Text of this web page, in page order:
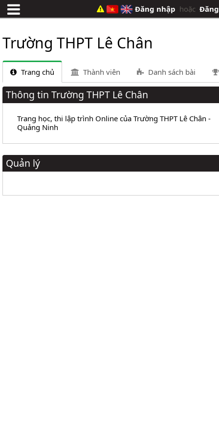
Đăng nhập hoặc
Trường THPT Lê Chân
Trang chủ Thành viên Danh sách bài
Thông tin Trường THPT Lê Chân
Trang học, thi lập trình Online của Trường THPT Lê Chân -
Quảng Ninh
Quản lý